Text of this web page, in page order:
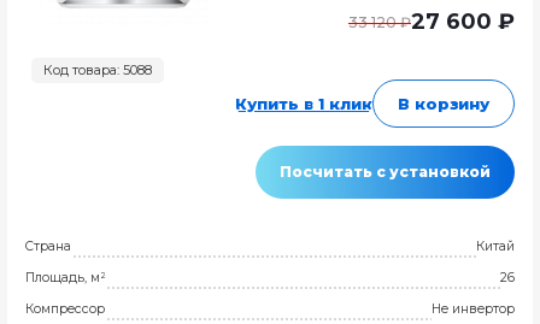
Код товара: 5088
33 120 ₽27 600 ₽
Купить в 1 клик В корзину
Посчитать с установкой
Страна
Китай
Площадь, м²
26
Компрессор
Не инвертор